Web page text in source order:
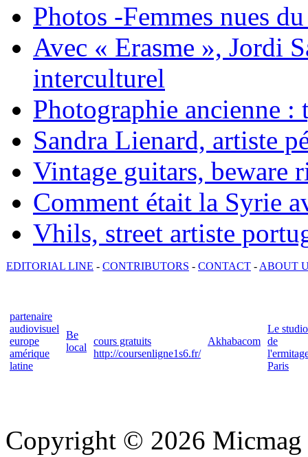
Photos -Femmes nues
Avec « Erasme », Jordi
interculturel
Photographie ancienne :
Sandra Lienard, artiste
Vintage guitars, beware
Comment était la Syrie
Vhils, street artiste
EDITORIAL LINE - CONTRIBUTORS - CONTACT - ABOUT
partenaire
audiovisuel
europe
amérique
latine
Be
local
cours gratuits
http://coursenligne1s6.fr/
Akhabacom
Le studio
de
Paris
Copyright © 2026 Micmag